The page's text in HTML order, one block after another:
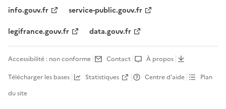
info.gouv.fr
service-public.gouv.fr
legifrance.gouv.fr
data.gouv.fr
Accessibilité : non conforme Contact
À propos
Télécharger les bases
Statistiques Centre d’aide
Plan
du site